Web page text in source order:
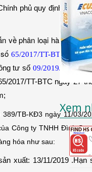
phủ quy định chi tiết
về phân loại hàng hóa,
65/2017/TT-BTC
ngày
tư số 09/2019/TT-BTC
2017/TT-BTC ngày 27
TB-KĐ3 ngày 11/03/
Công ty TNHH Đình
hóa như sau:
xuất: 13/11/2019 .Hạn
Xem